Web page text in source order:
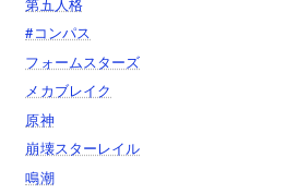
#コンパス
フォームスターズ
メカブレイク
原神
崩壊スターレイル
鳴潮